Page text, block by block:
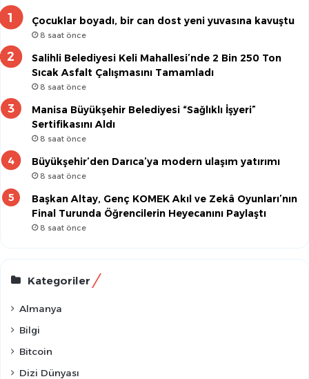
Çocuklar boyadı, bir can dost yeni yuvasına kavuştu
8 saat önce
Salihli Belediyesi Keli Mahallesi’nde 2 Bin 250 Ton
Sıcak Asfalt Çalışmasını Tamamladı
8 saat önce
Manisa Büyükşehir Belediyesi “Sağlıklı İşyeri”
Sertifikasını Aldı
8 saat önce
Büyükşehir’den Darıca’ya modern ulaşım yatırımı
8 saat önce
Başkan Altay, Genç KOMEK Akıl ve Zekâ Oyunları’nın
Final Turunda Öğrencilerin Heyecanını Paylaştı
8 saat önce
Kategoriler
Almanya
Bilgi
Bitcoin
Dizi Dünyası